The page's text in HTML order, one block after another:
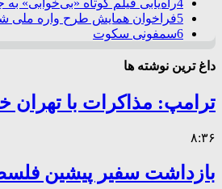
4راه‌یابی فیلم کوتاه «بی‌خوابی»
5فراخوان همایش طرح واره ملی
6سمفونی سکوت
داغ ترین نوشته ها
ترامپ: مذاکرات با
۸:۳۶
بازداشت سفیر پیشین